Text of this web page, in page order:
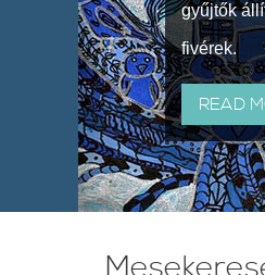
gyűjtők
fivérek.
READ